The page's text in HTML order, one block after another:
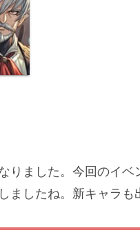
りました。今回のイ
ましたね。新キャラも